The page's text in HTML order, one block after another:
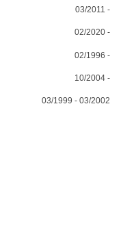
03/2011 -
02/2020 -
02/1996 -
10/2004 -
03/1999 - 03/2002